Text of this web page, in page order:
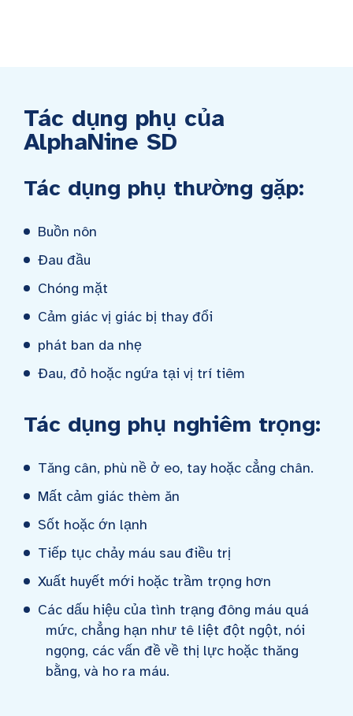
Tác dụng phụ của
AlphaNine SD
Tác dụng phụ thường gặp:
Buồn nôn
Đau đầu
Chóng mặt
Cảm giác vị giác bị thay đổi
phát ban da nhẹ
Đau, đỏ hoặc ngứa tại vị trí tiêm
Tác dụng phụ nghiêm trọng:
Tăng cân, phù nề ở eo, tay hoặc cẳng chân.
Mất cảm giác thèm ăn
Sốt hoặc ớn lạnh
Tiếp tục chảy máu sau điều trị
Xuất huyết mới hoặc trầm trọng hơn
Các dấu hiệu của tình trạng đông máu quá
mức, chẳng hạn như tê liệt đột ngột, nói
ngọng, các vấn đề về thị lực hoặc thăng
bằng, và ho ra máu.